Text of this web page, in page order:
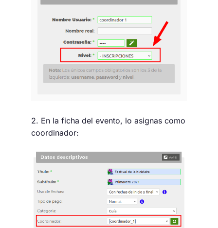
2. En la ficha del evento, lo asignas como
coordinador: